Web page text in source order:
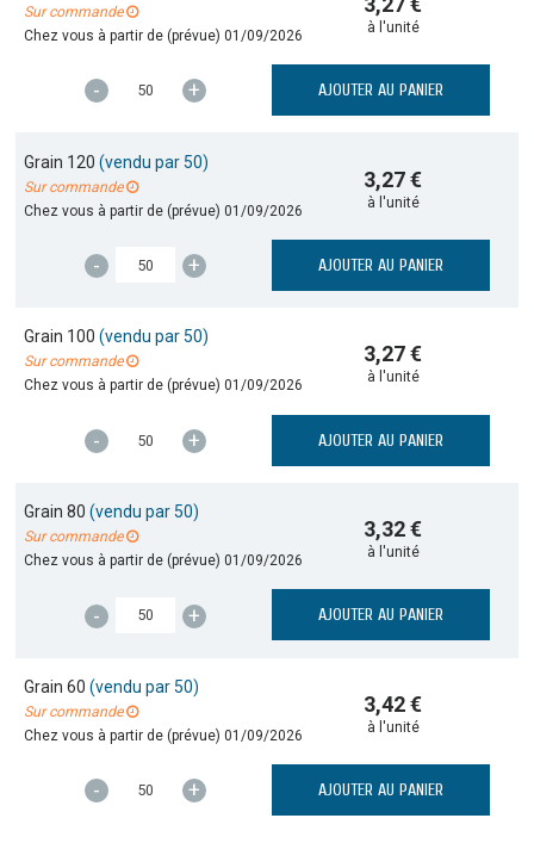
Sur commande
Chez vous à partir de (prévue)01/09/2026 à l'unité
- + AJOUTER AU PANIER
Grain 120(vendu par 50)
Sur commande
Chez vous à partir de (prévue)01/09/2026
3,27 €
à l'unité
- + AJOUTER AU PANIER
Grain 100(vendu par 50)
Sur commande
Chez vous à partir de (prévue)01/09/2026
3,27 €
à l'unité
- + AJOUTER AU PANIER
Grain 80(vendu par 50)
Sur commande
Chez vous à partir de (prévue)01/09/2026
3,32 €
à l'unité
- + AJOUTER AU PANIER
Grain 60(vendu par 50)
Sur commande
Chez vous à partir de (prévue)01/09/2026
3,42 €
à l'unité
- + AJOUTER AU PANIER